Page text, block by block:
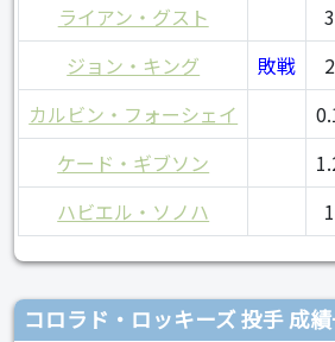
ライアン・グスト
3
ジョン・キング
敗戦 2
カルビン・フォーシェイ
ケード・ギブソン
ハビエル・ソノハ
1
コロラド・ロッキーズ 投手 成